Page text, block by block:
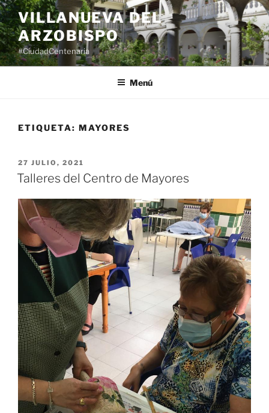
Saltar
al
contenido
VILLANUEVA DEL
ARZOBISPO
#CiudadCentenaria
Menú
ETIQUETA: MAYORES
PUBLICADO
EL
27 JULIO, 2021
Talleres del Centro de Mayores